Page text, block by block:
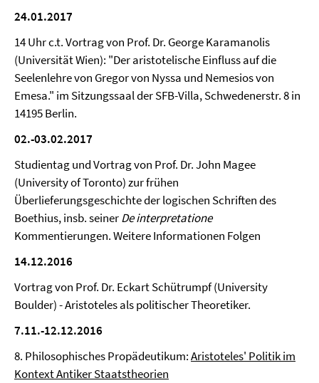
24.01.2017
14 Uhr c.t. Vortrag von Prof. Dr. George Karamanolis
(Universität Wien): "Der aristotelische Einfluss auf die
Seelenlehre von Gregor von Nyssa und Nemesios von
Emesa." im Sitzungssaal der SFB-Villa, Schwedenerstr. 8 in
14195 Berlin.
02.-03.02.2017
Studientag und Vortrag von Prof. Dr. John Magee
(University of Toronto) zur frühen
Überlieferungsgeschichte der logischen Schriften des
Boethius, insb. seinerDe interpretatione
Kommentierungen. Weitere Informationen Folgen
14.12.2016
Vortrag von Prof. Dr. Eckart Schütrumpf (University
Boulder) - Aristoteles als politischer Theoretiker.
7.11.-12.12.2016
8. Philosophisches Propädeutikum:Aristoteles' Politik im
Kontext Antiker Staatstheorien